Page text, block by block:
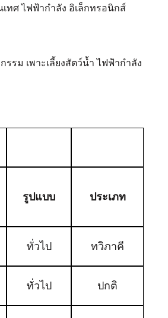
ทศ ไฟฟ้ากำลัง อิเล็กทรอนิกส์
รม เพาะเลี้ยงสัตว์น้ำ ไฟฟ้ากำลัง
รูปแบบ ประเภท
ทั่วไป ทวิภาคี
ทั่วไป ปกติ